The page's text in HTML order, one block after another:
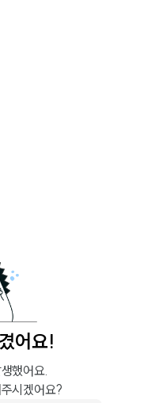
어요!
했어요.
시겠어요?